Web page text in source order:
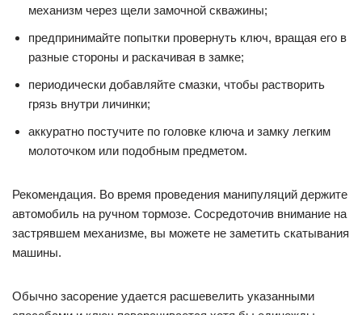
механизм через щели замочной скважины;
предпринимайте попытки провернуть ключ, вращая его в
разные стороны и раскачивая в замке;
периодически добавляйте смазки, чтобы растворить
грязь внутри личинки;
аккуратно постучите по головке ключа и замку легким
молоточком или подобным предметом.
Рекомендация. Во время проведения манипуляций держите
автомобиль на ручном тормозе. Сосредоточив внимание на
застрявшем механизме, вы можете не заметить скатывания
машины.
Обычно засорение удается расшевелить указанными